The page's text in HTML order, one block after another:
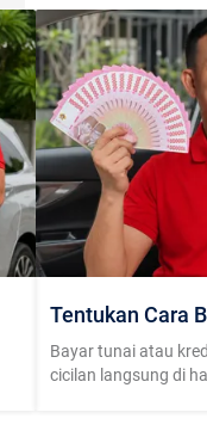
Tentukan Cara
Bayar tunai atau
cicilan langsung di